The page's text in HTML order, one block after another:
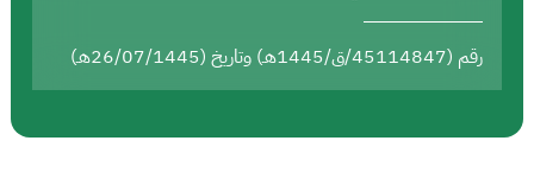
رقم (45114847/ق/1445هـ) وتاريخ (26/07/1445هـ)